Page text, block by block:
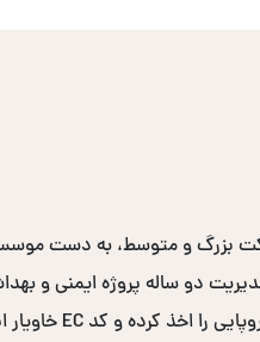
بزرگ و متوسط، به دست موسس